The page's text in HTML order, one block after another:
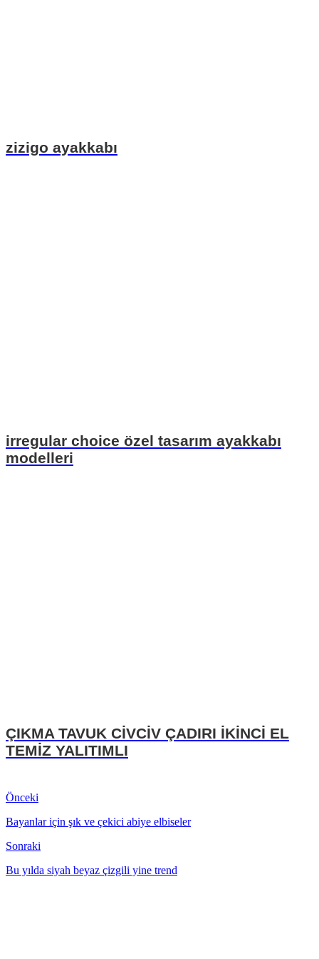
zizigo ayakkabı
irregular choice özel tasarım ayakkabı
modelleri
ÇIKMA TAVUK CİVCİV ÇADIRI İKİNCİ EL
TEMİZ YALITIMLI
Önceki
Bayanlar için şık ve çekici abiye elbiseler
Sonraki
Bu yılda siyah beyaz çizgili yine trend